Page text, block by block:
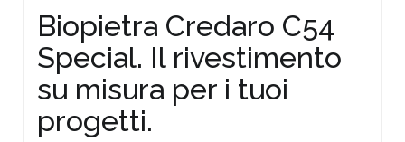
Biopietra Credaro C54
Special. Il rivestimento
su misura per i tuoi
progetti.